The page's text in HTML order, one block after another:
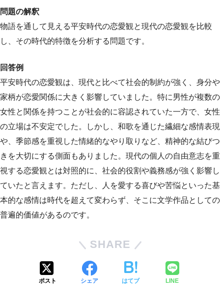
問題の解釈
物語を通して見える平安時代の恋愛観と現代の恋愛観を比較
し、その時代的特徴を分析する問題です。
回答例
平安時代の恋愛観は、現代と比べて社会的制約が強く、身分や
家柄が恋愛関係に大きく影響していました。特に男性が複数の
女性と関係を持つことが社会的に容認されていた一方で、女性
の立場は不安定でした。しかし、和歌を通じた繊細な感情表現
や、季節感を重視した情緒的なやり取りなど、精神的な結びつ
きを大切にする側面もありました。現代の個人の自由意志を重
視する恋愛観とは対照的に、社会的役割や義務感が強く影響し
ていたと言えます。ただし、人を愛する喜びや苦悩といった基
本的な感情は時代を超えて変わらず、そこに文学作品としての
普遍的価値があるのです。
SHARE
ポスト シェア はてブ LINE